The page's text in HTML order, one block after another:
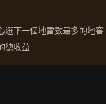
下一個地雷數最多的地
總收益。